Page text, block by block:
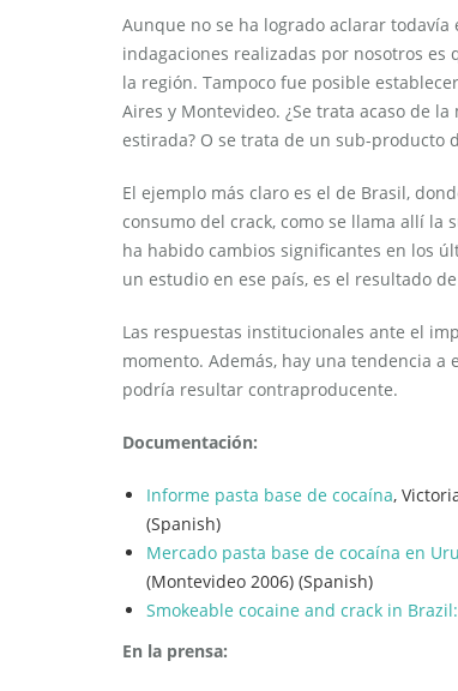
Aunque no se ha logrado aclarar
indagaciones realizadas por nosotros
la región. Tampoco fue posible
Aires y Montevideo. ¿Se trata acaso de
estirada? O se trata de un sub-producto
El ejemplo más claro es el de Brasil,
consumo del crack, como se llama allí la
ha habido cambios significantes en los
un estudio en ese país, es el resultado
Las respuestas institucionales ante el
momento. Además, hay una tendencia
podría resultar contraproducente.
Documentación:
Informe pasta base de cocaína,
(Spanish)
Mercado pasta base de cocaína en
(Montevideo 2006) (Spanish)
Smokeable cocaine and crack in
En la prensa: